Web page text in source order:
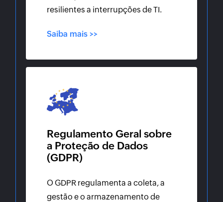
resilientes a interrupções de TI.
Saiba mais >>
Regulamento Geral sobre
a Proteção de Dados
(GDPR)
O GDPR regulamenta a coleta, a
gestão e o armazenamento de